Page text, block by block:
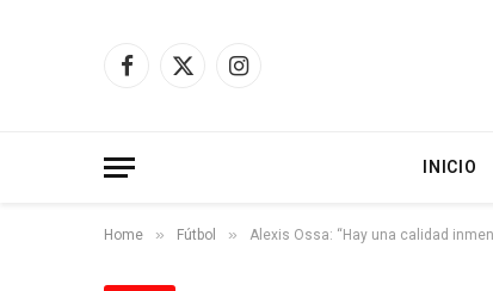
Facebook
X
Instagram
INICIO
Home » Fútbol » Alexis Ossa: “Hay una calidad